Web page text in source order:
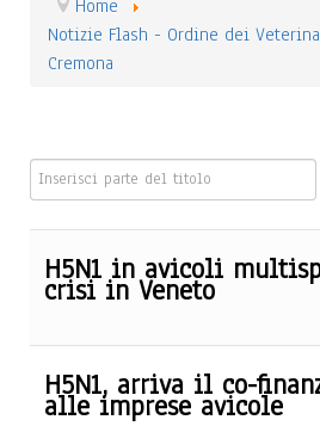
Home
Notizie Flash - Ordine dei
Cremona
Inserisci parte del titolo
H5N1 in avicoli
crisi in Veneto
H5N1, arriva il co-
alle imprese avicole